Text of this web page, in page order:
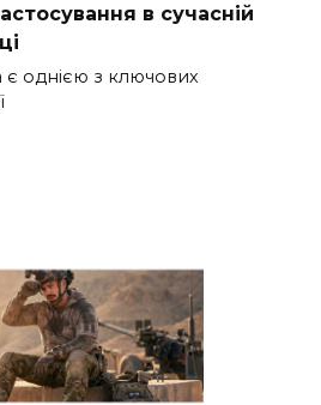
в сучасній
однією з ключових